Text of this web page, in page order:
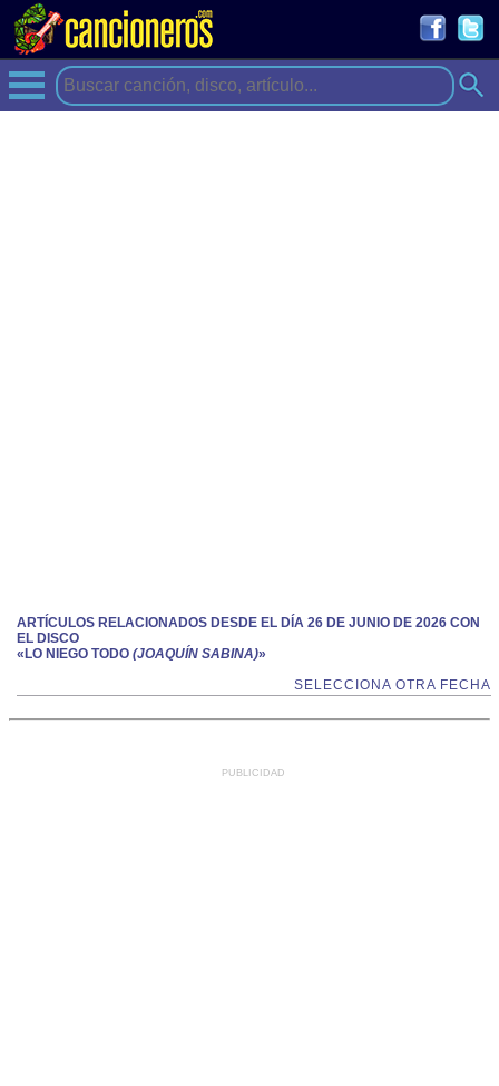
ARTÍCULOS RELACIONADOS DESDE EL DÍA 26 DE JUNIO DE 2026 CON
EL DISCO
«LO NIEGO TODO (JOAQUÍN SABINA)»
SELECCIONA OTRA FECHA
PUBLICIDAD